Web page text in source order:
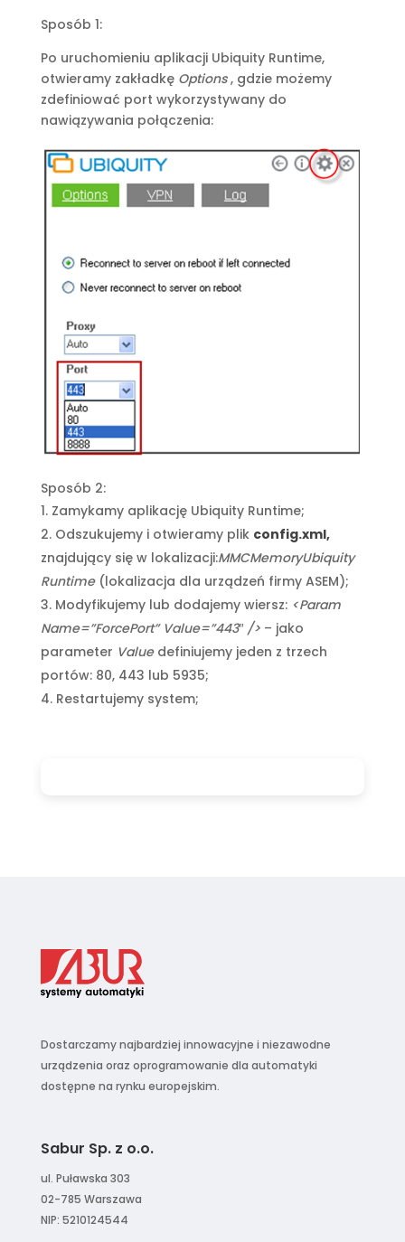
Sposób 1:
Po uruchomieniu aplikacji Ubiquity Runtime,
otwieramy zakładkę Options, gdzie możemy
zdefiniować port wykorzystywany do
nawiązywania połączenia:
Sposób 2:
Zamykamy aplikację Ubiquity Runtime;
Odszukujemy i otwieramy plik config.xml,
znajdujący się w lokalizacji:MMCMemoryUbiquity
Runtime (lokalizacja dla urządzeń firmy ASEM);
Modyfikujemy lub dodajemy wiersz: <Param
Name=”ForcePort” Value=”443″ />– jako
parameter Value definiujemy jeden z trzech
portów: 80, 443 lub 5935;
Restartujemy system;
Dostarczamy najbardziej innowacyjne i niezawodne
urządzenia oraz oprogramowanie dla automatyki
dostępne na rynku europejskim.
Sabur Sp. z o.o.
ul. Puławska 303
02-785 Warszawa
NIP: 5210124544